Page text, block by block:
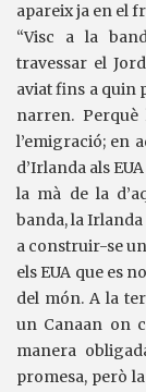
apareix ja en el
“Visc a la
travessar el
aviat fins a quin
narren.
l’emigració; en
d’Irlanda als
la mà de la
banda, la
a construir-se
els EUA que es
del món. A la
un Canaan on
manera
promesa, però